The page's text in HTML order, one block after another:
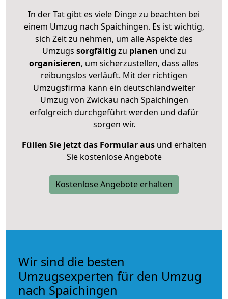
In der Tat gibt es viele Dinge zu beachten bei
einem Umzug nach Spaichingen. Es ist wichtig,
sich Zeit zu nehmen, um alle Aspekte des
Umzugs sorgfältig zu planen und zu
organisieren, um sicherzustellen, dass alles
reibungslos verläuft. Mit der richtigen
Umzugsfirma kann ein deutschlandweiter
Umzug von Zwickau nach Spaichingen
erfolgreich durchgeführt werden und dafür
sorgen wir.
Füllen Sie jetzt das Formular ausund erhalten
Sie kostenlose Angebote
Kostenlose Angebote erhalten
Wir sind die besten
Umzugsexperten für den Umzug
nach Spaichingen